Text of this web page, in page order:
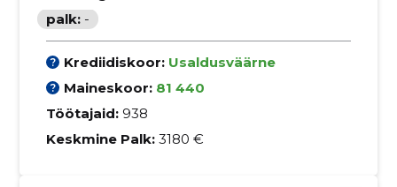
palk: -
Krediidiskoor: Usaldusväärne
Maineskoor: 81 440
Töötajaid: 938
Keskmine Palk: 3180 €